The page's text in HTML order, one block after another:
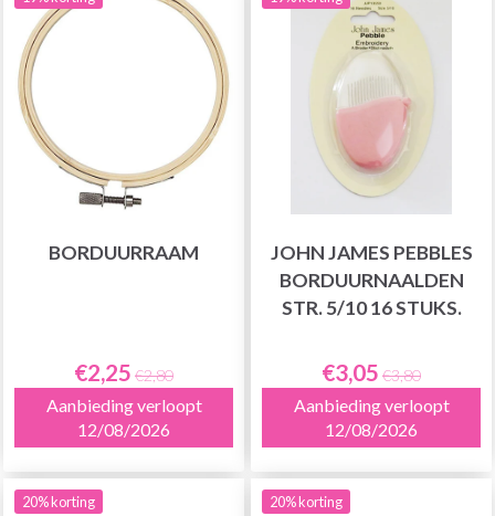
BORDUURRAAM
€2,25 €2,80
Aanbieding verloopt
12/08/2026
JOHN JAMES PEBBLES
BORDUURNAALDEN
STR. 5/10 16 STUKS.
€3,05 €3,80
Aanbieding verloopt
12/08/2026
20% korting 20% korting